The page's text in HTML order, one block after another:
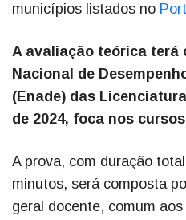
municípios listados no
A avaliação teórica terá
Nacional de
(Enade) das
de 2024, foca nos
A prova, com duração
minutos, será composta
geral docente, comum